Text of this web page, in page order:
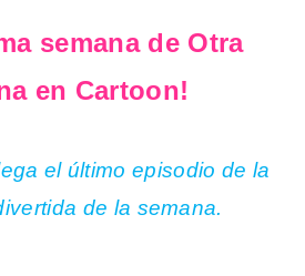
semana de Otra
en Cartoon!
el último episodio de la
de la semana.